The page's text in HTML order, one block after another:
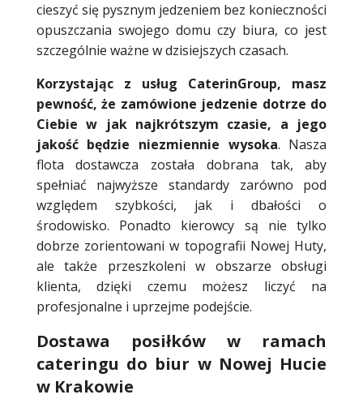
cieszyć się pysznym jedzeniem bez konieczności
opuszczania swojego domu czy biura, co jest
szczególnie ważne w dzisiejszych czasach.
Korzystając z usług CaterinGroup, masz
pewność, że zamówione jedzenie dotrze do
Ciebie w jak najkrótszym czasie, a jego
jakość będzie niezmiennie wysoka. Nasza
flota dostawcza została dobrana tak, aby
spełniać najwyższe standardy zarówno pod
względem szybkości, jak i dbałości o
środowisko. Ponadto kierowcy są nie tylko
dobrze zorientowani w topografii Nowej Huty,
ale także przeszkoleni w obszarze obsługi
klienta, dzięki czemu możesz liczyć na
profesjonalne i uprzejme podejście.
Dostawa posiłków w ramach
cateringu do biur w Nowej Hucie
w Krakowie